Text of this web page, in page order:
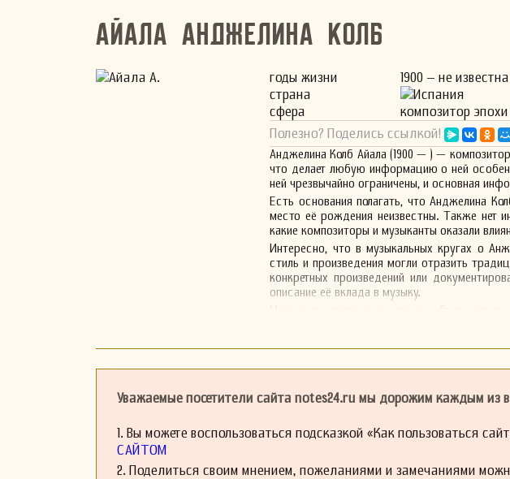
Айала Анджелина Колб
годы жизни
1900 – не известна
страна
Испания
сфера
композитор
Полезно? Поделись ссылкой!
Анджелина Колб Айала (1900 — ) —
что делает любую информацию о ней
ней чрезвычайно ограничены, и основная
Есть основания полагать, что Анджелина
место её рождения неизвестны. Также нет
какие композиторы и музыканты оказали
Интересно, что в музыкальных кругах о
стиль и произведения могли отразить
конкретных произведений или
описание её вклада в музыку.
организациями, которые могли
новые данные, которые помогут лучше
Если у вас есть конкретные вопросы о её
освещённый аспект музыкальной истории.
Уважаемые посетители сайта notes24.ru мы дорожим каждым из
1. Вы можете воспользоваться подсказкой «Как пользоваться
САЙТОМ
2. Поделиться своим мнением, пожеланиями и замечаниями